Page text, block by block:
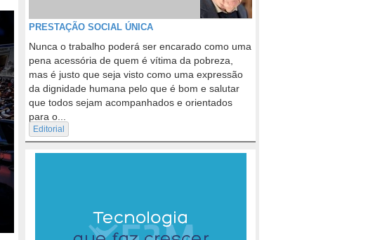
PRESTAÇÃO SOCIAL ÚNICA
Nunca o trabalho poderá ser encarado como uma
pena acessória de quem é vítima da pobreza,
mas é justo que seja visto como uma expressão
da dignidade humana pelo que é bom e salutar
que todos sejam acompanhados e orientados
para o...
Editorial